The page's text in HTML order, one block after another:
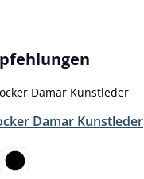
Damar Kunstleder